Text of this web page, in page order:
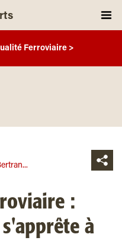
Ferroviaire >
:
à